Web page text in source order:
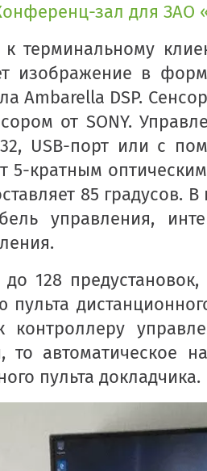
зал для ЗАО
терминальному
изображение в
Ambarella DSP.
от SONY.
USB-порт или с
5-кратным
85 градусов.
управления,
128
контроллеру
то автоматическое
пульта докладчика.